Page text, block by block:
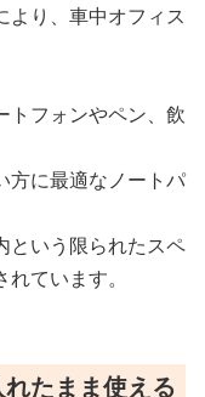
より、車中オフィス
トフォンやペン、飲
方に最適なノートパ
という限られたスペ
ています。
たまま使える